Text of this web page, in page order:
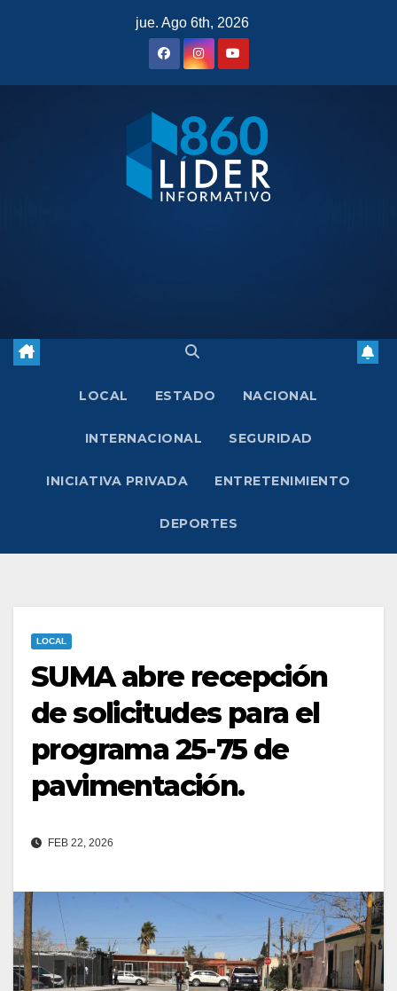
jue. Ago 6th, 2026
LOCAL ESTADO NACIONAL
INTERNACIONAL SEGURIDAD
INICIATIVA PRIVADA ENTRETENIMIENTO
DEPORTES
LOCAL
SUMA abre recepción
de solicitudes para el
programa 25-75 de
pavimentación.
FEB 22, 2026